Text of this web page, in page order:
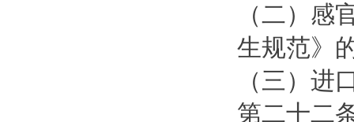
（二）
生规范》
（三）进
第二十二